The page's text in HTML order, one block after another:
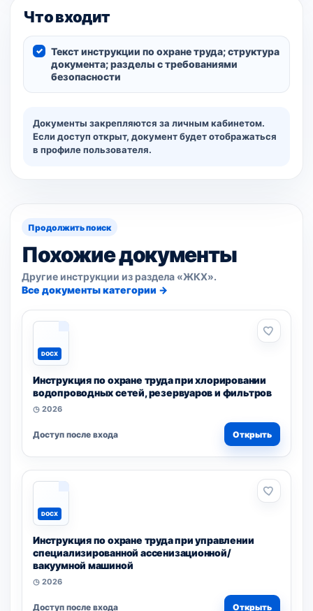
Что входит
Текст инструкции по охране труда; структура
документа; разделы с требованиями
безопасности
Документы закрепляются за личным кабинетом.
Если доступ открыт, документ будет отображаться
в профиле пользователя.
Продолжить поиск
Похожие документы
Другие инструкции из раздела «ЖКХ».
Все документы категории →
DOCX
Инструкция по охране труда при хлорировании
водопроводных сетей, резервуаров и фильтров
◷ 2026
Доступ после входа Открыть
DOCX
Инструкция по охране труда при управлении
специализированной ассенизационной/
вакуумной машиной
◷ 2026
Доступ после входа Открыть